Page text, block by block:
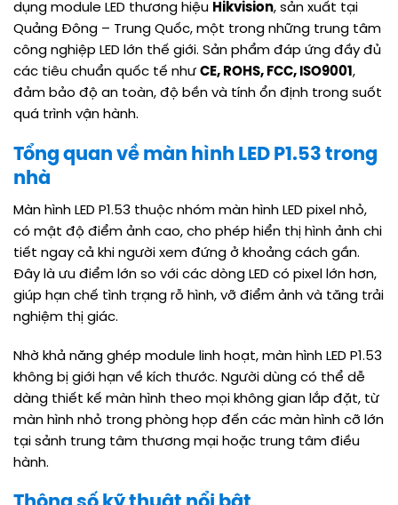
dụng module LED thương hiệu Hikvision, sản xuất tại
Quảng Đông – Trung Quốc, một trong những trung tâm
công nghiệp LED lớn thế giới. Sản phẩm đáp ứng đầy đủ
các tiêu chuẩn quốc tế như CE, ROHS, FCC, ISO9001,
đảm bảo độ an toàn, độ bền và tính ổn định trong suốt
quá trình vận hành.
Tổng quan về màn hình LED P1.53 trong
nhà
Màn hình LED P1.53 thuộc nhóm màn hình LED pixel nhỏ,
có mật độ điểm ảnh cao, cho phép hiển thị hình ảnh chi
tiết ngay cả khi người xem đứng ở khoảng cách gần.
Đây là ưu điểm lớn so với các dòng LED có pixel lớn hơn,
giúp hạn chế tình trạng rỗ hình, vỡ điểm ảnh và tăng trải
nghiệm thị giác.
Nhờ khả năng ghép module linh hoạt, màn hình LED P1.53
không bị giới hạn về kích thước. Người dùng có thể dễ
dàng thiết kế màn hình theo mọi không gian lắp đặt, từ
màn hình nhỏ trong phòng họp đến các màn hình cỡ lớn
tại sảnh trung tâm thương mại hoặc trung tâm điều
hành.